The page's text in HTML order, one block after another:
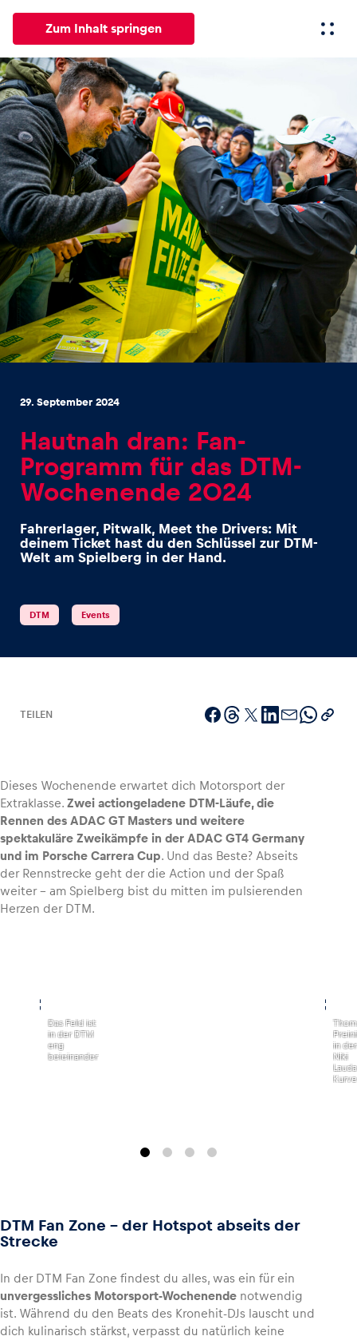
Zum Inhalt springen
Alle News Events Erlebnisse
News
Alle anzeigen
Events
Erlebnisse
Alle anzeigen
Alle anzeigen
Fahrzeug
Alle anzeigen
29. September 2024
Hautnah dran: Fan-
Programm für das DTM-
Wochenende 2024
Fahrerlager, Pitwalk, Meet the Drivers: Mit
deinem Ticket hast du den Schlüssel zur DTM-
Welt am Spielberg in der Hand.
DTM Events
TEILEN
Dieses Wochenende erwartet dich Motorsport der
Extraklasse. Zwei actiongeladene DTM-Läufe, die
Rennen des ADAC GT Masters und weitere
spektakuläre Zweikämpfe in der ADAC GT4 Germany
und im Porsche Carrera Cup. Und das Beste? Abseits
der Rennstrecke geht der die Action und der Spaß
weiter – am Spielberg bist du mitten im pulsierenden
Herzen der DTM.
,Das Feld ist
in der DTM
eng
beieinander
,
in der
Niki
Lauda
Kurve
DTM Fan Zone – der Hotspot abseits der
Strecke
In der DTM Fan Zone findest du alles, was ein für ein
unvergessliches Motorsport-Wochenende notwendig
ist. Während du den Beats des Kronehit-DJs lauscht und
dich kulinarisch stärkst, verpasst du natürlich keine